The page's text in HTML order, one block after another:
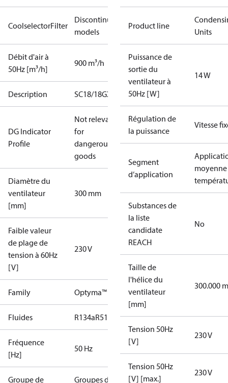
CoolselectorFilter
Discontinued
models
Débit d'air à
50Hz [m³/h]
900 m³/h
Description SC18/18GXT2
DG Indicator
Profile
Not relevant
for
dangerous
goods
Diamètre du
ventilateur
[mm]
300 mm
Faible valeur
de plage de
tension à 60Hz
[V]
230 V
Family Optyma™
Fluides R134aR513A
Fréquence
[Hz]
50 Hz
Groupe de Groupes de
Product line
Units
Puissance de
sortie du
ventilateur à
50Hz [W]
14 W
Régulation de
la puissance
Vitesse
Segment
d’application
moyenne
Substances de
la liste
candidate
REACH
No
Taille de
l'hélice du
ventilateur
[mm]
300.000
Tension 50Hz
[V]
230 V
Tension 50Hz
[V] [max.]
230 V